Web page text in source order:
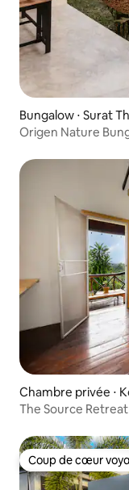
Bungalow ⋅ Surat
Origen Nature
Chambre privée ⋅
The Source
Coup de cœur
Coup de cœur